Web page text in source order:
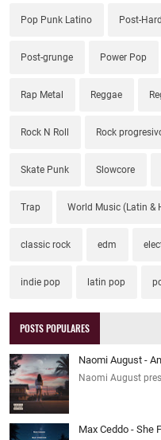
Pop Punk Latino Post-
Post-grunge Power Pop
Rap Metal Reggae
Rock N Roll Rock
Skate Punk Slowcore
Trap World Music (Latin &
classic rock edm
indie pop latin pop
POSTS POPULARES
Naomi August -
Naomi August
Max Ceddo - She